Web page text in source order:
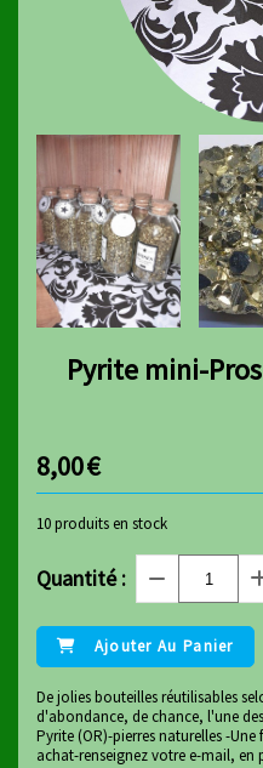
Pyrite mini-
8,00€
10produits en stock
Quantité :
Ajouter Au Panier
De jolies bouteilles réutilisables
d'abondance, de chance, l'une
Pyrite (OR)-pierres naturelles -
achat-renseignez votre e-mail, en